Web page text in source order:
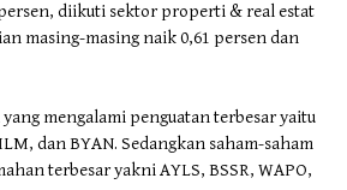
diikuti sektor properti & real estat
masing-masing naik 0,61 persen dan
mengalami penguatan terbesar yaitu
dan BYAN. Sedangkan saham-saham
terbesar yakni AYLS, BSSR, WAPO,